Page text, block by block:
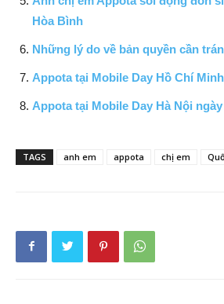
Hòa Bình
Những lý do về bản quyền cần
Appota tại Mobile Day Hồ Chí
Appota tại Mobile Day Hà Nội ngày
TAGS anh em appota chị em